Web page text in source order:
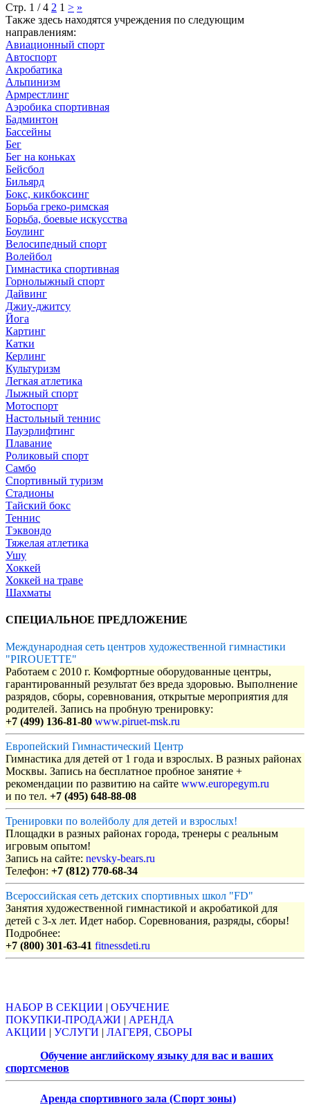
Стр. 1 / 4 2 1 > »
Также здесь находятся учреждения по следующим
направлениям:
Авиационный спорт
Автоспорт
Акробатика
Альпинизм
Армрестлинг
Аэробика спортивная
Бадминтон
Бассейны
Бег
Бег на коньках
Бейсбол
Бильярд
Бокс, кикбоксинг
Борьба греко-римская
Борьба, боевые искусства
Боулинг
Велосипедный спорт
Волейбол
Гимнастика спортивная
Горнолыжный спорт
Дайвинг
Джиу-джитсу
Йога
Картинг
Катки
Керлинг
Культуризм
Легкая атлетика
Лыжный спорт
Мотоспорт
Настольный теннис
Пауэрлифтинг
Плавание
Роликовый спорт
Самбо
Спортивный туризм
Стадионы
Тайский бокс
Теннис
Тэквондо
Тяжелая атлетика
Ушу
Хоккей
Хоккей на траве
Шахматы
СПЕЦИАЛЬНОЕ ПРЕДЛОЖЕНИЕ
Международная сеть центров художественной гимнастики
"PIROUETTE"
Работаем с 2010 г. Комфортные оборудованные центры,
гарантированный результат без вреда здоровью. Выполнение
разрядов, сборы, соревнования, открытые мероприятия для
родителей. Запись на пробную тренировку:
+7 (499) 136-81-80 www.piruet-msk.ru
Европейский Гимнастический Центр
Гимнастика для детей от 1 года и взрослых. В разных районах
Москвы. Запись на бесплатное пробное занятие +
рекомендации по развитию на сайте www.europegym.ru
и по тел. +7 (495) 648-88-08
Тренировки по волейболу для детей и взрослых!
Площадки в разных районах города, тренеры с реальным
игровым опытом!
Запись на сайте: nevsky-bears.ru
Телефон: +7 (812) 770-68-34
Всероссийская сеть детских спортивных школ "FD"
Занятия художественной гимнастикой и акробатикой для
детей с 3-х лет. Идет набор. Соревнования, разряды, сборы!
Подробнее:
+7 (800) 301-63-41 fitnessdeti.ru
НАБОР В СЕКЦИИ | ОБУЧЕНИЕ
ПОКУПКИ-ПРОДАЖИ | АРЕНДА
АКЦИИ | УСЛУГИ | ЛАГЕРЯ, СБОРЫ
Обучение английскому языку для вас и ваших
спортсменов
Аренда спортивного зала (Спорт зоны)